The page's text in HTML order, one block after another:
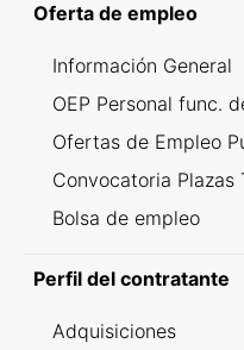
Oferta de empleo
Información General
OEP Personal func.
Ofertas de Empleo
Convocatoria Plazas
Bolsa de empleo
Perfil del contratante
Adquisiciones